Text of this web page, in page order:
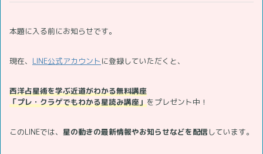
本題に入る前にお知らせです。
現在、 LINE公式アカウント に登録していただくと、
西洋占星術を学ぶ近道がわかる無料講座
「プレ・クラゲでもわかる星読み講座」をプレゼント中！
このLINEでは、 星の動きの最新情報やお知らせなどを配信しています。